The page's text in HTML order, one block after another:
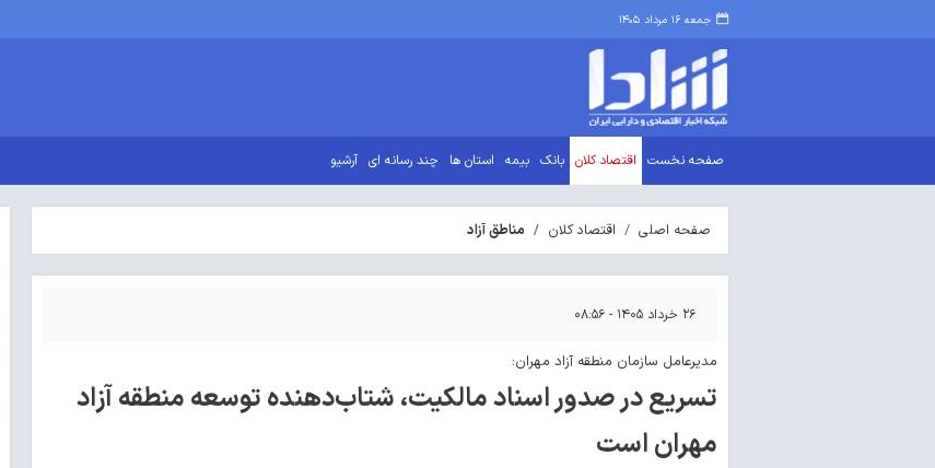
جمعه ۱۶ مرداد ۱۴۰۵
صفحه نخست اقتصاد کلان بانک بیمه استان ها چند رسانه ای آرشیو
صفحه اصلی اقتصاد کلان مناطق آزاد
۲۶ خرداد ۱۴۰۵ - ۰۸:۵۶
مدیرعامل سازمان منطقه آزاد مهران:
تسریع در صدور اسناد مالکیت، شتاب‌دهنده توسعه منطقه آزاد
مهران است